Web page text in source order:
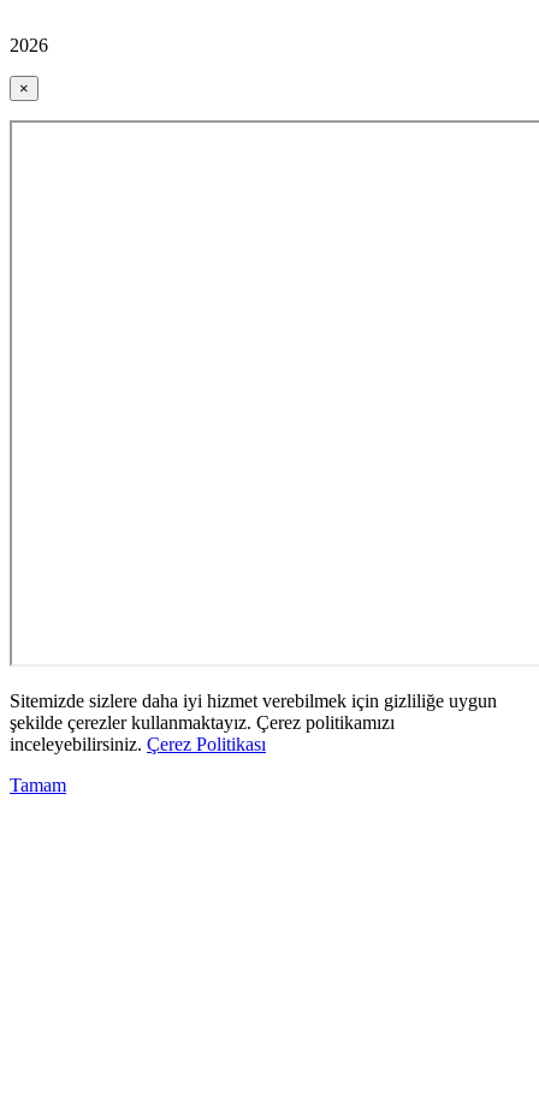
2026
×
Sitemizde sizlere daha iyi hizmet verebilmek için gizliliğe uygun
şekilde çerezler kullanmaktayız. Çerez politikamızı
inceleyebilirsiniz. Çerez Politikası
Tamam